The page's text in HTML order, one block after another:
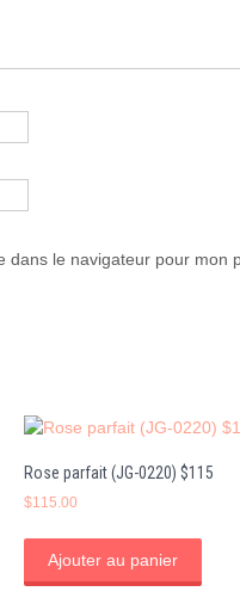
le navigateur pour mon
Rose parfait (JG-0220) $115
$115.00
Ajouter au panier